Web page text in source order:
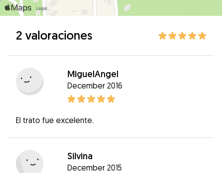
2 valoraciones
MiguelAngel
December 2016
El trato fue excelente.
Silvina
December 2015